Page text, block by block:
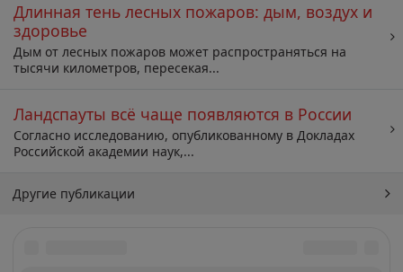
Длинная тень лесных пожаров: дым, воздух и
здоровье
Дым от лесных пожаров может распространяться на
тысячи километров, пересекая...
Ландспауты всё чаще появляются в России
Согласно исследованию, опубликованному в Докладах
Российской академии наук,...
Другие публикации